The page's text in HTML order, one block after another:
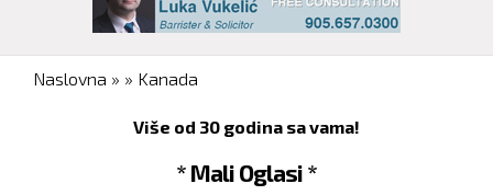
You are here
Naslovna » » Kanada
Više od 30 godina sa vama!
* Mali Oglasi *